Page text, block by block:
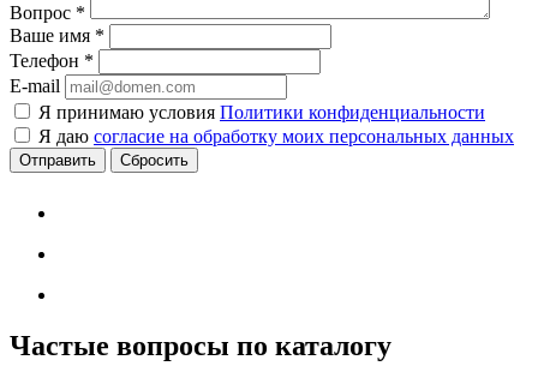
Вопрос *
Ваше имя *
Телефон *
E-mail
Я принимаю условия Политики конфиденциальности
Я даю согласие на обработку моих персональных данных
Сбросить
Частые вопросы по каталогу